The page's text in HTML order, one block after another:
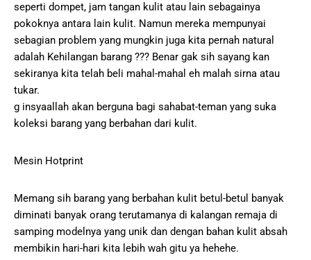
seperti dompet, jam tangan kulit atau lain sebagainya
pokoknya antara lain kulit. Namun mereka mempunyai
sebagian problem yang mungkin juga kita pernah natural
adalah Kehilangan barang ??? Benar gak sih sayang kan
sekiranya kita telah beli mahal-mahal eh malah sirna atau
tukar.
g insyaallah akan berguna bagi sahabat-teman yang suka
koleksi barang yang berbahan dari kulit.
Mesin Hotprint
Memang sih barang yang berbahan kulit betul-betul banyak
diminati banyak orang terutamanya di kalangan remaja di
samping modelnya yang unik dan dengan bahan kulit absah
membikin hari-hari kita lebih wah gitu ya hehehe.